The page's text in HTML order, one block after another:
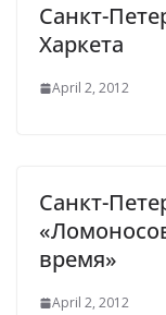
Санкт-
Харкета
April 2, 2012
Санкт-
время»
April 2, 2012